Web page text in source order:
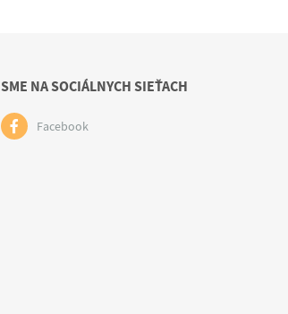
SME NA SOCIÁLNYCH SIEŤACH
Facebook